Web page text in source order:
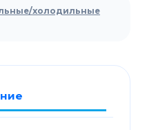
холодильные